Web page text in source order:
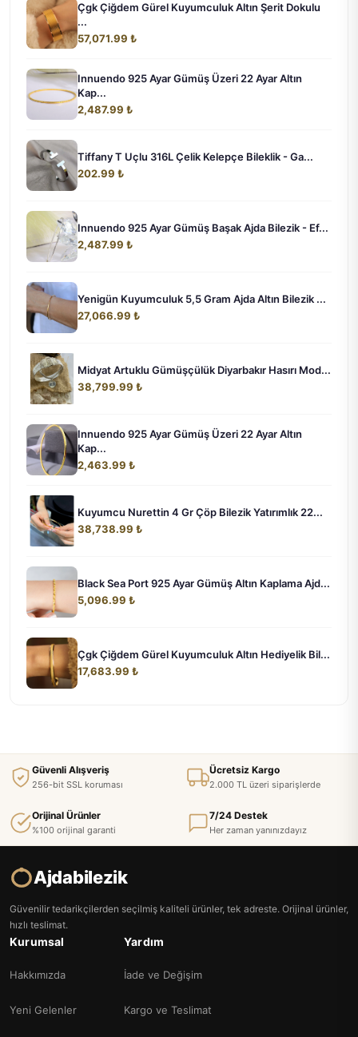
Çgk Çiğdem Gürel Kuyumculuk Altın Şerit Dokulu
...
57,071.99 ₺
Innuendo 925 Ayar Gümüş Üzeri 22 Ayar Altın
Kap...
2,487.99 ₺
Tiffany T Uçlu 316L Çelik Kelepçe Bileklik - Ga...
202.99 ₺
Innuendo 925 Ayar Gümüş Başak Ajda Bilezik - Ef...
2,487.99 ₺
Yenigün Kuyumculuk 5,5 Gram Ajda Altın Bilezik ...
27,066.99 ₺
Midyat Artuklu Gümüşçülük Diyarbakır Hasırı Mod...
38,799.99 ₺
Innuendo 925 Ayar Gümüş Üzeri 22 Ayar Altın
Kap...
2,463.99 ₺
Kuyumcu Nurettin 4 Gr Çöp Bilezik Yatırımlık 22...
38,738.99 ₺
Black Sea Port 925 Ayar Gümüş Altın Kaplama Ajd...
5,096.99 ₺
Çgk Çiğdem Gürel Kuyumculuk Altın Hediyelik Bil...
17,683.99 ₺
Güvenli Alışveriş
256-bit SSL koruması
Ücretsiz Kargo
2.000 TL üzeri siparişlerde
Orijinal Ürünler
%100 orijinal garanti
7/24 Destek
Her zaman yanınızdayız
Ajdabilezik
Güvenilir tedarikçilerden seçilmiş kaliteli ürünler, tek adreste. Orijinal ürünler,
hızlı teslimat.
Kurumsal
Hakkımızda
Yeni Gelenler
Yardım
İade ve Değişim
Kargo ve Teslimat